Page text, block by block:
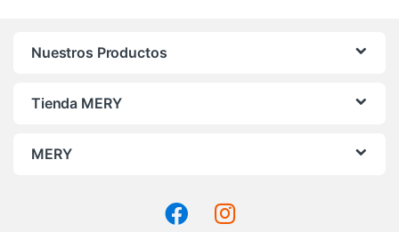
Nuestros Productos
Tienda MERY
MERY